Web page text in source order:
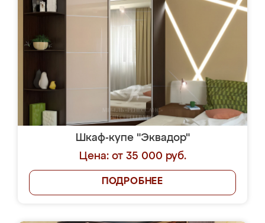
Шкаф-купе "Эквадор"
Цена: от 35 000 руб.
ПОДРОБНЕЕ